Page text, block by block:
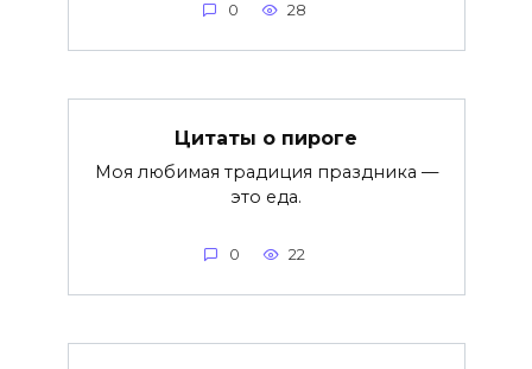
0 28
Цитаты о пироге
Моя любимая традиция праздника —
это еда.
0 22